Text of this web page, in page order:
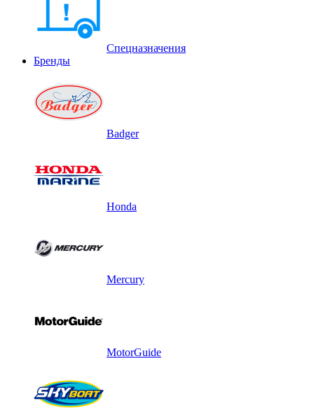
Спецназначения
Бренды
Badger
Honda
Mercury
MotorGuide